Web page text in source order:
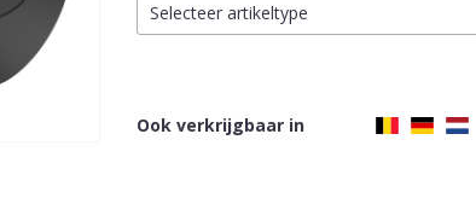
Selecteer artikeltype
Ook verkrijgbaar in